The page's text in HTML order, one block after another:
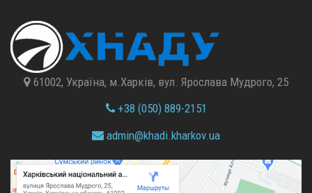
61002, Україна, м.Харків, вул. Ярослава Мудрого, 25
+38 (050) 889-2151
admin@khadi.kharkov.ua